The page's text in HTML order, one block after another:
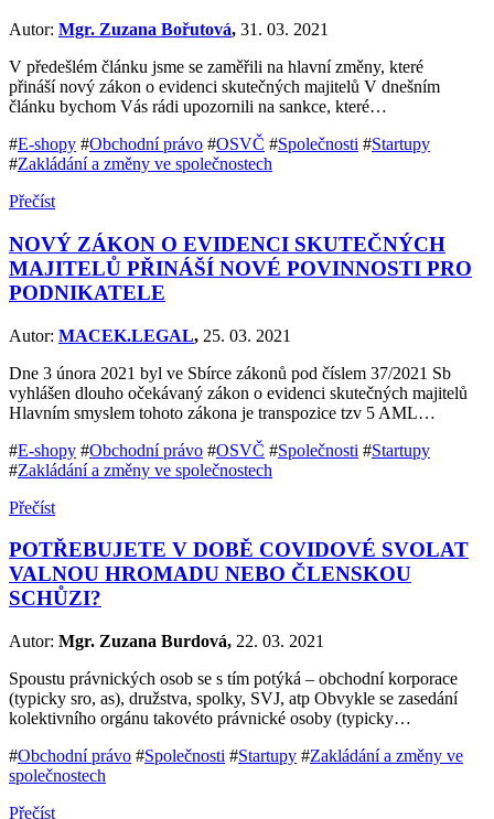
Autor: Mgr. Zuzana Bořutová, 31. 03. 2021
V předešlém článku jsme se zaměřili na hlavní změny, které
přináší nový zákon o evidenci skutečných majitelů V dnešním
článku bychom Vás rádi upozornili na sankce, které…
#E-shopy #Obchodní právo #OSVČ #Společnosti #Startupy
#Zakládání a změny ve společnostech
Přečíst
NOVÝ ZÁKON O EVIDENCI SKUTEČNÝCH
MAJITELŮ PŘINÁŠÍ NOVÉ POVINNOSTI PRO
PODNIKATELE
Autor: MACEK.LEGAL, 25. 03. 2021
Dne 3 února 2021 byl ve Sbírce zákonů pod číslem 37/2021 Sb
vyhlášen dlouho očekávaný zákon o evidenci skutečných majitelů
Hlavním smyslem tohoto zákona je transpozice tzv 5 AML…
#E-shopy #Obchodní právo #OSVČ #Společnosti #Startupy
#Zakládání a změny ve společnostech
Přečíst
POTŘEBUJETE V DOBĚ COVIDOVÉ SVOLAT
VALNOU HROMADU NEBO ČLENSKOU
SCHŮZI?
Autor: Mgr. Zuzana Burdová, 22. 03. 2021
Spoustu právnických osob se s tím potýká – obchodní korporace
(typicky sro, as), družstva, spolky, SVJ, atp Obvykle se zasedání
kolektivního orgánu takovéto právnické osoby (typicky…
#Obchodní právo #Společnosti #Startupy #Zakládání a změny ve
společnostech
Přečíst